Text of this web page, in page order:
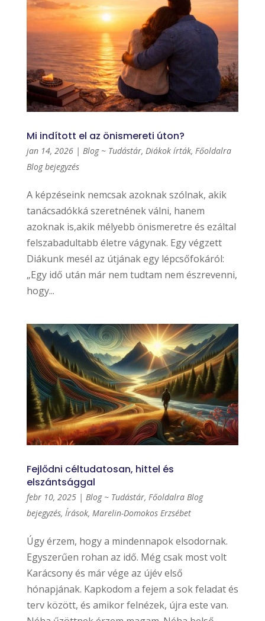
Mi indított el az önismereti úton?
jan 14, 2026| Blog ~ Tudástár, Diákok írták, Főoldalra
Blog bejegyzés
A képzéseink nemcsak azoknak szólnak, akik
tanácsadókká szeretnének válni, hanem
azoknak is,akik mélyebb önismeretre és ezáltal
felszabadultabb életre vágynak. Egy végzett
Diákunk mesél az útjának egy lépcsőfokáról:
„Egy idő után már nem tudtam nem észrevenni,
hogy...
Fejlődni céltudatosan, hittel és
elszántsággal
febr 10, 2025| Blog ~ Tudástár, Főoldalra Blog
bejegyzés, Írások, Marelin-Domokos Erzsébet
Úgy érzem, hogy a mindennapok elsodornak.
Egyszerűen rohan az idő. Még csak most volt
Karácsony és már vége az újév első
hónapjának. Kapkodom a fejem a sok feladat és
terv között, és amikor felnézek, újra este van.